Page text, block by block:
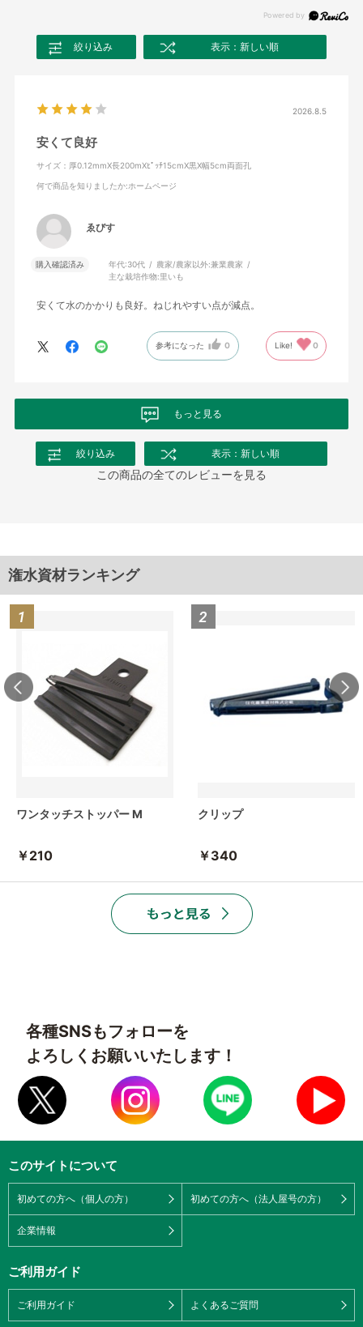
絞り込み 表示：新しい順
2026.8.5
安くて良好
サイズ：厚0.12mmX長200mXﾋﾟｯﾁ15cmX黒X幅5cm両面孔
何で商品を知りましたか:ホームページ
ゑびす
購入確認済み 年代:30代 農家/農家以外:兼業農家
主な栽培作物:里いも
安くて水のかかりも良好。ねじれやすい点が減点。
参考になった 0 Like! 0
もっと見る
絞り込み 表示：新しい順
この商品の全てのレビューを見る
潅水資材ランキング
ワンタッチストッパー M
￥210
クリップ
￥340
各種SNSもフォローを
よろしくお願いいたします！
このサイトについて
初めての方へ（個人の方） 初めての方へ（法人屋号の方）
企業情報
ご利用ガイド
ご利用ガイド よくあるご質問